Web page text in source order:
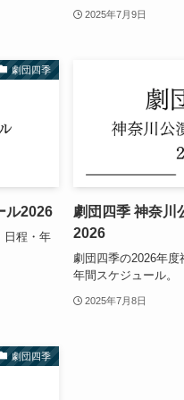
2025年7月9日
劇団四季
ル2026
日程・年
劇団四季 神奈川
2026
劇団四季の2026年度
年間スケジュール。
2025年7月8日
劇団四季